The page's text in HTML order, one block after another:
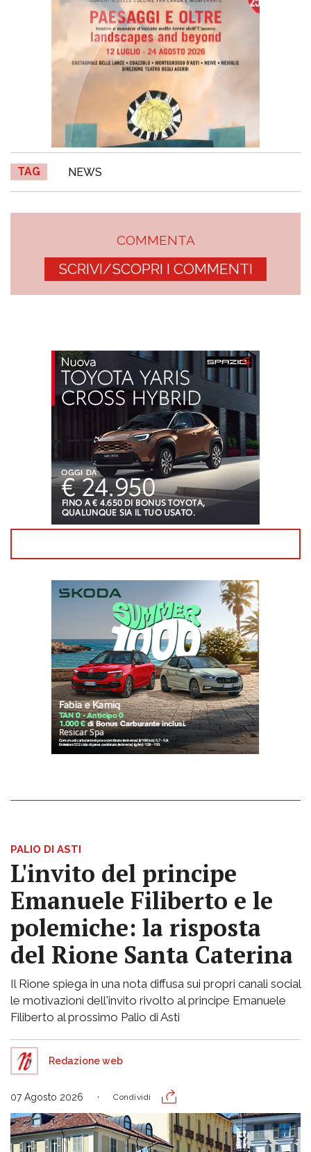
TAG NEWS
COMMENTA
SCRIVI/SCOPRI I COMMENTI
PALIO DI ASTI
L'invito del principe
Emanuele Filiberto e le
polemiche: la risposta
del Rione Santa Caterina
Il Rione spiega in una nota diffusa sui propri canali social
le motivazioni dell'invito rivolto al principe Emanuele
Filiberto al prossimo Palio di Asti
Redazione web
07 Agosto 2026 Condividi